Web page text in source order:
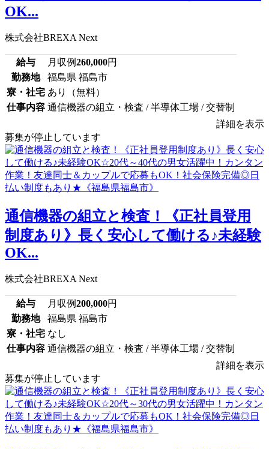
OK...
株式会社BREXA Next
給与 月収例260,000円
勤務地
福島県 福島市
寮・社宅 あり（無料）
仕事内容 通信機器の組立・検査 / 半導体工場 / 交替制
詳細を表示
募集が停止しています
通信機器の組立と検査！《正社員登用
制度あり》長く安心して働ける♪未経験
OK...
株式会社BREXA Next
給与 月収例200,000円
勤務地
福島県 福島市
寮・社宅 なし
仕事内容 通信機器の組立・検査 / 半導体工場 / 交替制
詳細を表示
募集が停止しています